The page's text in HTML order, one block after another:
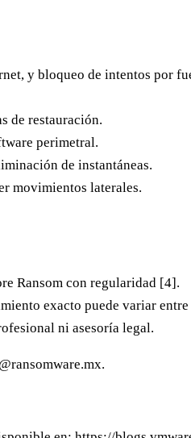
y bloqueo de intentos por
de restauración.
perimetral.
de instantáneas.
movimientos laterales.
Ransom con regularidad [4].
exacto puede variar
ni asesoría legal.
.